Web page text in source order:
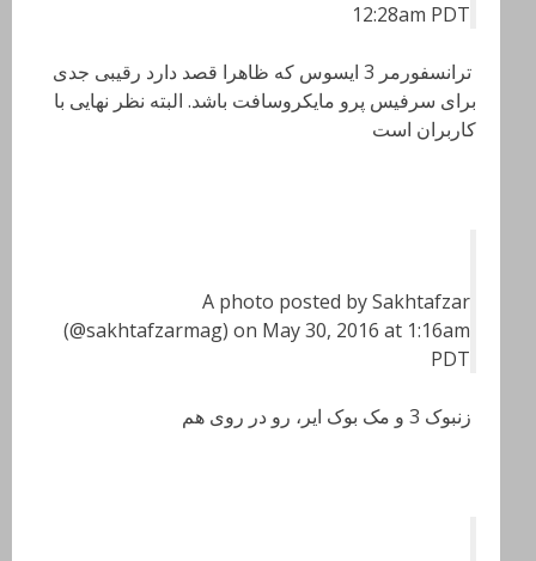
12:28am PDT
ترانسفورمر 3 ایسوس که ظاهرا قصد دارد رقیبی جدی
برای سرفیس پرو مایکروسافت باشد. البته نظر نهایی با
کاربران است
A photo posted by Sakhtafzar
(@sakhtafzarmag) on May 30, 2016 at 1:16am
PDT
زنبوک 3 و مک بوک ایر، رو در روی هم